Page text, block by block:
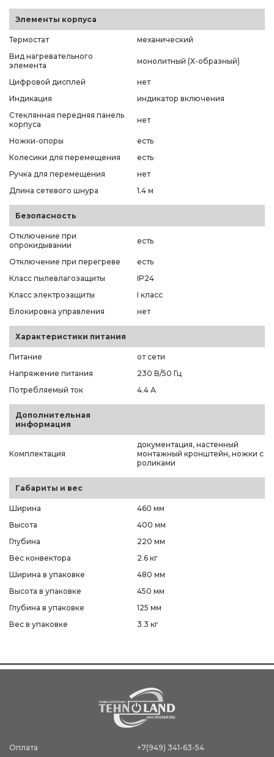
Элементы корпуса
Термостат
механический
Вид нагревательного
элемента
монолитный (Х-образный)
Цифровой дисплей
нет
Индикация
индикатор включения
Стеклянная передняя панель
корпуса
нет
Ножки-опоры
есть
Колесики для перемещения
есть
Ручка для перемещения
нет
Длина сетевого шнура
1.4 м
Безопасность
Отключение при
опрокидывании
есть
Отключение при перегреве
есть
Класс пылевлагозащиты
IP24
Класс электрозащиты
I класс
Блокировка управления
нет
Характеристики питания
Питание
от сети
Напряжение питания
230 В/50 Гц
Потребляемый ток
4.4 А
Дополнительная
информация
Комплектация
документация, настенный
монтажный кронштейн, ножки с
роликами
Габариты и вес
Ширина
460 мм
Высота
400 мм
Глубина
220 мм
Вес конвектора
2.6 кг
Ширина в упаковке
480 мм
Высота в упаковке
450 мм
Глубина в упаковке
125 мм
Вес в упаковке
3.3 кг
Оплата
+7(949) 341-63-54